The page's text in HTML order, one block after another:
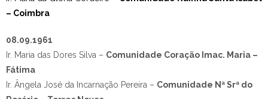
– Coimbra
08.09.1961
Ir. Maria das Dores Silva – Comunidade Coração Imac. Maria –
Fátima
Ir. Ângela José da Incarnação Pereira – Comunidade Nª Srª do